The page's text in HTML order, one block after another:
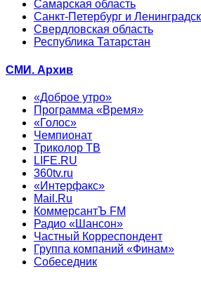
Самарская область
Санкт-Петербург и
Свердловская область
Республика Татарстан
СМИ. Архив
«Доброе утро»
Программа «Время»
«Голос»
Чемпионат
Триколор ТВ
LIFE.RU
360tv.ru
«Интерфакс»
Mail.Ru
КоммерсантЪ FM
Радио «Шансон»
Частный Корреспондент
Группа компаний «Финам»
Собеседник